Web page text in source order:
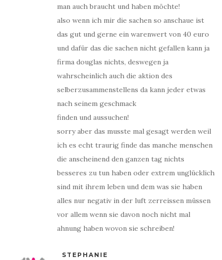
man auch braucht und haben möchte!
also wenn ich mir die sachen so anschaue ist
das gut und gerne ein warenwert von 40 euro
und dafür das die sachen nicht gefallen kann ja
firma douglas nichts, deswegen ja
wahrscheinlich auch die aktion des
selberzusammenstellens da kann jeder etwas
nach seinem geschmack
finden und aussuchen!
sorry aber das musste mal gesagt werden weil
ich es echt traurig finde das manche menschen
die anscheinend den ganzen tag nichts
besseres zu tun haben oder extrem unglücklich
sind mit ihrem leben und dem was sie haben
alles nur negativ in der luft zerreissen müssen
vor allem wenn sie davon noch nicht mal
ahnung haben wovon sie schreiben!
STEPHANIE